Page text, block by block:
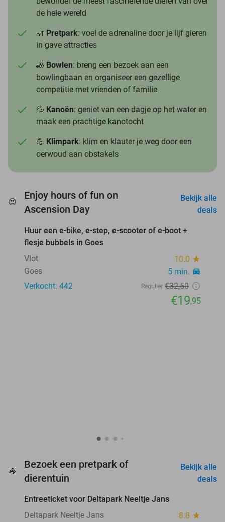
de hele wereld
🎢 Pretpark: voel de adrenaline door je lijf gieren
in gave attracties
🎳 Bowlen: breng een bezoek aan een
bowlingbaan en organiseer een gezellige
competitie met vrienden of familie
💦 Kanoën: geniet van een dagje op het water en
maak een prachtige kanotocht
💪 Klimpark: klim en klauter je weg door een
oerwoud aan obstakels
😍
Enjoy hours of fun on
Ascension Day
Bekijk alle
deals
39%
favorite_border
Huur een e-bike, e-step, e-scooter of e-boot +
flesje bubbels in Goes
Vlot
10.0 star
Goes 5 min. directions_car
Verkocht: 442 Regulier €32,50
€19,95
🦓
Bezoek een pretpark of
dierentuin
Bekijk alle
deals
favorite_border
Entreeticket voor Deltapark Neeltje Jans
Deltapark Neeltje Jans
8.8 star